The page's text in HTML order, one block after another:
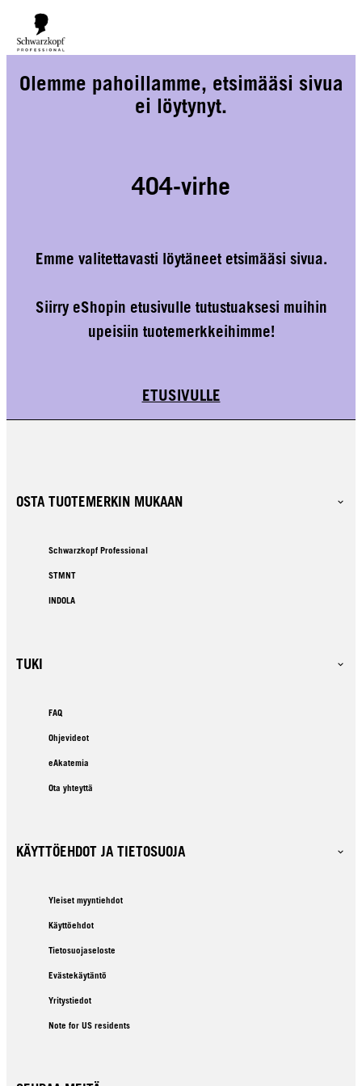
ILMAINEN TOIMITUS YLI 160 € TILAUKSIIN!
Olemme pahoillamme, etsimääsi sivua
ei löytynyt.
404-virhe
Emme valitettavasti löytäneet etsimääsi sivua.
Siirry eShopin etusivulle tutustuaksesi muihin
upeisiin tuotemerkkeihimme!
ETUSIVULLE
OSTA TUOTEMERKIN MUKAAN
Schwarzkopf Professional
STMNT
INDOLA
TUKI
FAQ
Ohjevideot
eAkatemia
Ota yhteyttä
KÄYTTÖEHDOT JA TIETOSUOJA
Yleiset myyntiehdot
Käyttöehdot
Tietosuojaseloste
Evästekäytäntö
Yritystiedot
Note for US residents